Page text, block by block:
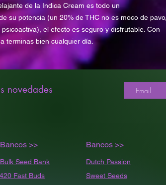
de la Indica Cream es todo un
su potencia (un 20% de THC no es moco de pavo,
el efecto es seguro y disfrutable. Con
terminas bien cualquier día.
novedades
Bancos >> Bancos >>
Bulk Seed Bank
420 Fast Buds
Dutch Passion
Sweet Seeds